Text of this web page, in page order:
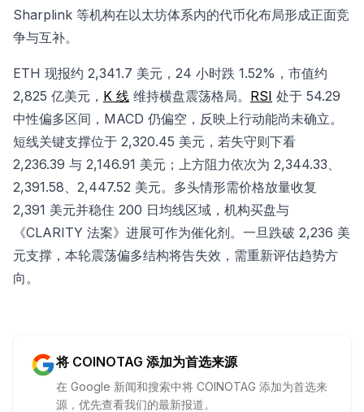
Sharplink 等机构在以太坊体系内的代币化布局形成正面竞
争与互补。
ETH 现报约 2,341.7 美元，24 小时跌 1.52%，市值约
2,825 亿美元， K 线 维持横盘震荡格局。 RSI 处于 54.29
中性偏多区间，MACD 仍偏空，反映上行动能尚未确立。
短线关键支撑位于 2,320.45 美元，若失守则下看
2,236.39 与 2,146.91 美元；上方阻力依次为 2,344.33、
2,391.58、2,447.52 美元。多头情形需价格放量收复
2,391 美元并稳住 200 日均线区域，机构买盘与
《CLARITY 法案》进展可作为催化剂。一旦跌破 2,236 美
元支撑，本轮震荡偏多结构将告失效，需重新评估趋势方
向。
将 COINOTAG 添加为首选来源
在 Google 新闻和搜索中将 COINOTAG 添加为首选来
源，优先查看我们的最新报道。